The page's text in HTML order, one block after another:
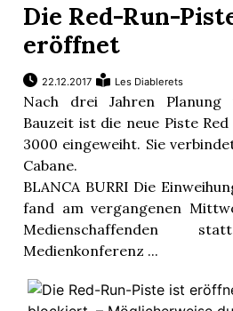
Die Red-Run-
eröffnet
22.12.2017 Les Diablerets
Nach drei Jahren
Bauzeit ist die neue Piste
3000 eingeweiht. Sie
Cabane.
BLANCA BURRI Die
fand am vergangenen
Medienschaffenden
Medienkonferenz ...